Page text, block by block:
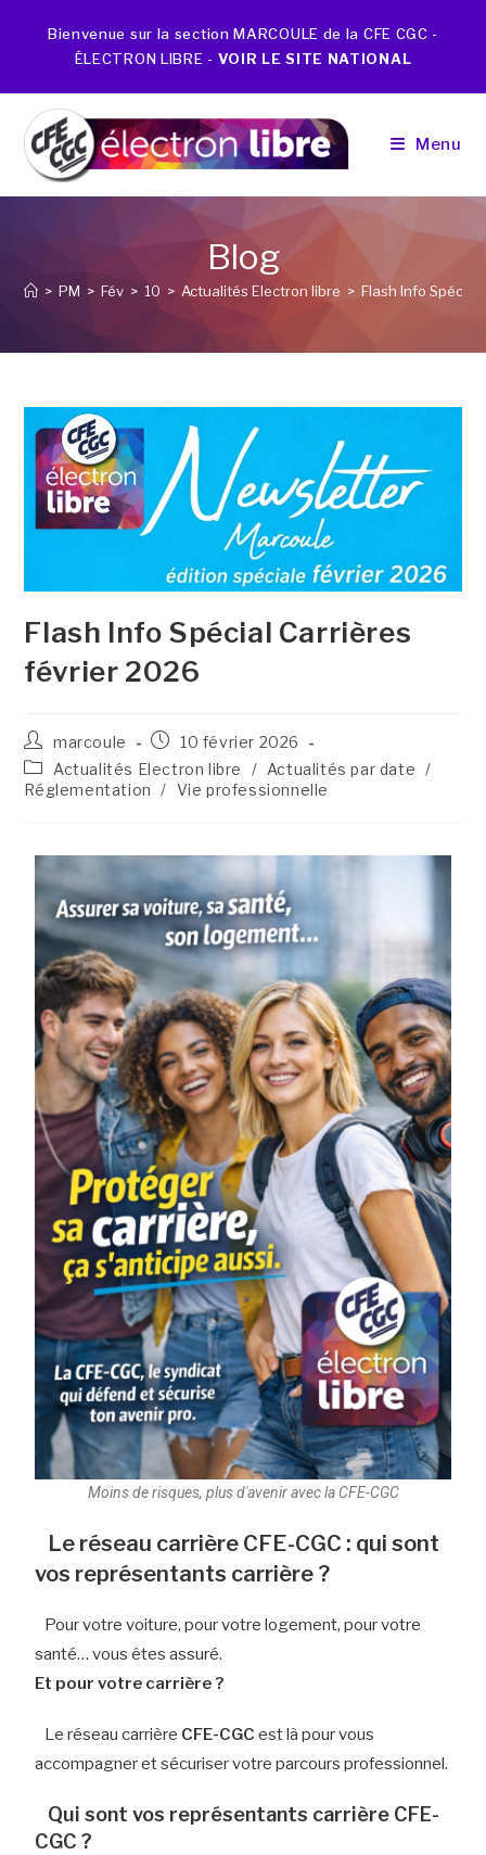
Bienvenue sur la section MARCOULE de la CFE CGC -
ÉLECTRON LIBRE - VOIR LE SITE NATIONAL
Menu
Blog
> PM > Fév > 10 > Actualités Electron libre > Flash Info
Flash Info Spécial Carrières
février 2026
marcoule
10 février 2026
Actualités Electron libre
/ Actualités par date /
Réglementation
/ Vie professionnelle
Moins de risques, plus d'avenir avec la CFE-CGC
Le réseau carrière CFE-CGC : qui sont
vos représentants carrière ?
Pour votre voiture, pour votre logement, pour votre
santé… vous êtes assuré.
Et pour votre carrière ?
Le réseau carrière CFE-CGC est là pour vous
accompagner et sécuriser votre parcours professionnel.
Qui sont vos représentants carrière CFE-
CGC ?